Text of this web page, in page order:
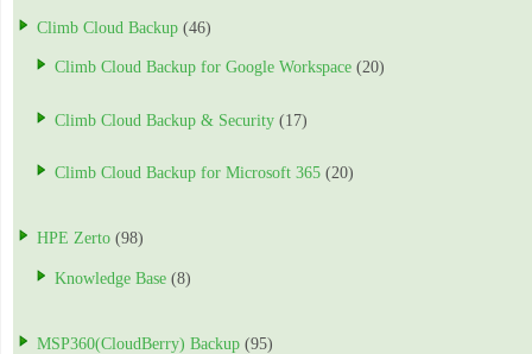
Climb Cloud Backup (46)
Climb Cloud Backup for Google Workspace (20)
Climb Cloud Backup & Security (17)
Climb Cloud Backup for Microsoft 365 (20)
HPE Zerto (98)
Knowledge Base (8)
MSP360(CloudBerry) Backup (95)